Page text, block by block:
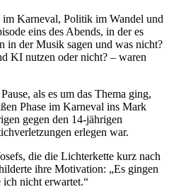
im Karneval, Politik im Wandel und
eins des Abends, in der es
in der Musik sagen und was nicht?
KI nutzen oder nicht? – waren
als es um das Thema ging,
Phase im Karneval ins Mark
gegen den 14-jährigen
erlegen war.
die die Lichterkette kurz nach
ihre Motivation: „Es gingen
ich nicht erwartet.“